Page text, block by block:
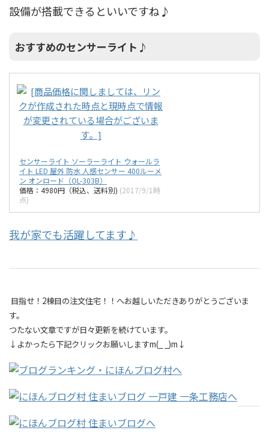
設備が搭載できるといいですね♪
おすすめのセンサーライト♪
センサーライト ソーラーライト ウォールラ
イト LED 屋外 防水 人感センサー 400ルーメ
ン オンロード（OL-303B）
価格：4980円（税込、送料別) (2017/9/1時
点)
我が家でも活躍してます♪
目指せ！2棟目の注文住宅！！へお越しいただきありがとうございま
す。
つたない文章ですが日々更新を続けています。
↓よかったら下記クリックお願いしますm(_ _)m↓